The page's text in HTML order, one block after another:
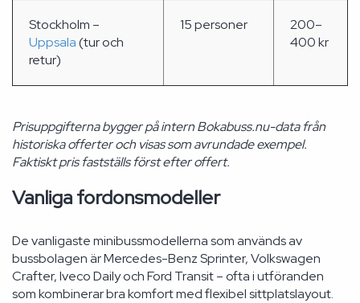
Stockholm –
Uppsala(tur och
retur)
15 personer
200–
400 kr
Prisuppgifterna bygger på intern Bokabuss.nu-data från
historiska offerter och visas som avrundade exempel.
Faktiskt pris fastställs först efter offert.
Vanliga fordonsmodeller
De vanligaste minibussmodellerna som används av
bussbolagen är Mercedes-Benz Sprinter, Volkswagen
Crafter, Iveco Daily och Ford Transit – ofta i utföranden
som kombinerar bra komfort med flexibel sittplatslayout.